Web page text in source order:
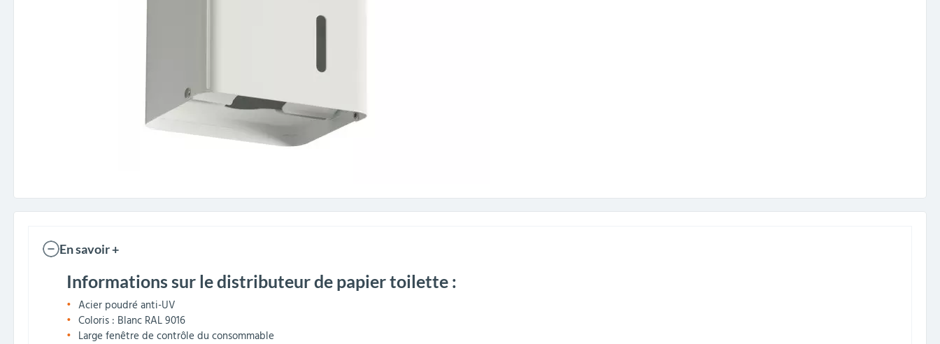
En savoir +
Informations sur le distributeur de papier toilette :
Acier poudré anti-UV
Coloris : Blanc RAL 9016
Large fenêtre de contrôle du consommable